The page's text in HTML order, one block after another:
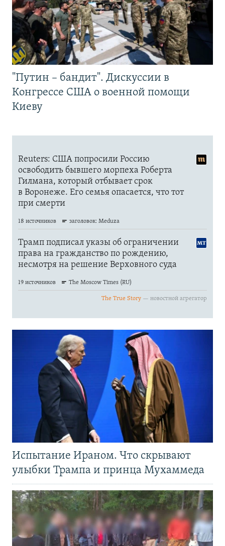
"Путин – бандит". Дискуссии в
Конгрессе США о военной помощи
Киеву
Испытание Ираном. Что скрывают
улыбки Трампа и принца Мухаммеда